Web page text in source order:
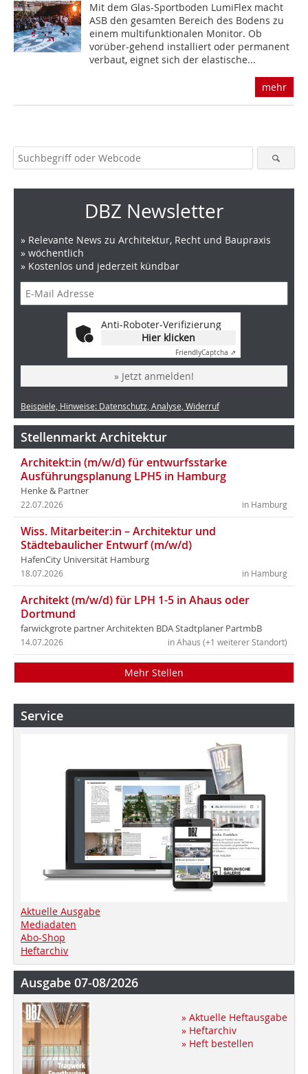
Mit dem Glas-Sportboden LumiFlex macht
ASB den gesamten Bereich des Bodens zu
einem multifunktionalen Monitor. Ob
vorüber-gehend installiert oder permanent
verbaut, eignet sich der elastische...
mehr
DBZ Newsletter
» Relevante News zu Architektur, Recht und Baupraxis
» wöchentlich
» Kostenlos und jederzeit kündbar
Anti-Roboter-Verifizierung
Hier klicken
FriendlyCaptcha ⇗
» Jetzt anmelden!
Beispiele, Hinweise: Datenschutz, Analyse, Widerruf
Stellenmarkt Architektur
Architekt:in (m/w/d) für entwurfsstarke
Ausführungsplanung LPH5 in Hamburg
Henke & Partner
in Hamburg
22.07.2026
Wiss. Mitarbeiter:in – Architektur und
Städtebaulicher Entwurf (m/w/d)
HafenCity Universität Hamburg
in Hamburg
18.07.2026
Architekt (m/w/d) für LPH 1-5 in Ahaus oder
Dortmund
farwickgrote partner Architekten BDA Stadtplaner PartmbB
in Ahaus (+1 weiterer Standort)
14.07.2026
Mehr Stellen
Service
Aktuelle Ausgabe
Mediadaten
Abo-Shop
Heftarchiv
Ausgabe 07-08/2026
» Aktuelle Heftausgabe
» Heftarchiv
» Heft bestellen